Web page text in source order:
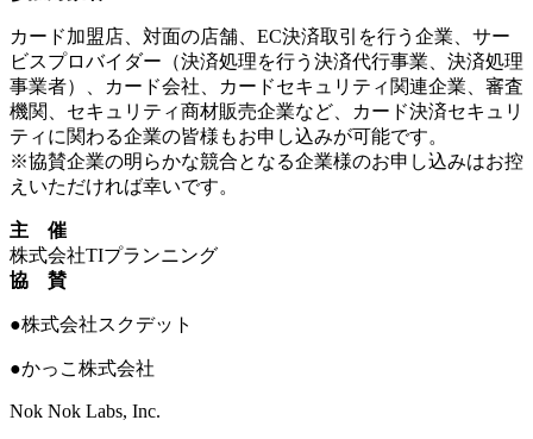
カード加盟店、対面の店舗、EC決済取引を行う企業、サー
ビスプロバイダー（決済処理を行う決済代行事業、決済処理
事業者）、カード会社、カードセキュリティ関連企業、審査
機関、セキュリティ商材販売企業など、カード決済セキュリ
ティに関わる企業の皆様もお申し込みが可能です。
※協賛企業の明らかな競合となる企業様のお申し込みはお控
えいただければ幸いです。
主 催
株式会社TIプランニング
協 賛
●株式会社スクデット
●かっこ株式会社
Nok Nok Labs, Inc.